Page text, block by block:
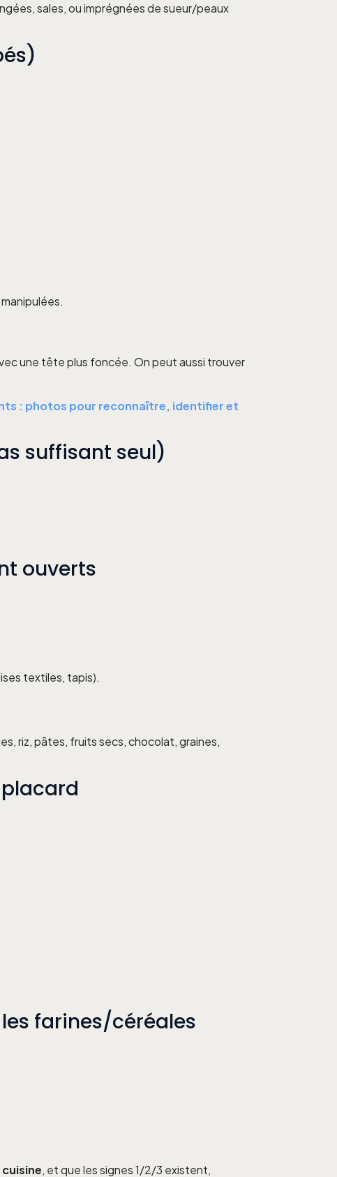
sales, ou imprégnées de sueur/peaux
une tête plus foncée. On peut aussi trouver
: photos pour reconnaître, identifier et
suffisant seul)
ouverts
textiles, tapis).
riz, pâtes, fruits secs, chocolat, graines,
farines/céréales
, et que les signes 1/2/3 existent,